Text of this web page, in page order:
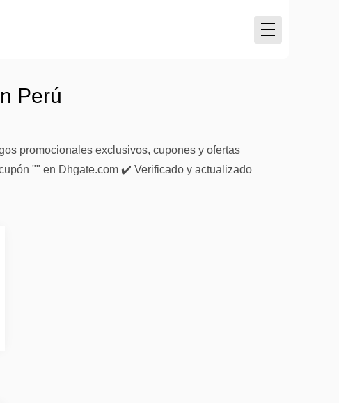
Perú
promocionales exclusivos, cupones y ofertas
"" en Dhgate.com ✔️ Verificado y actualizado